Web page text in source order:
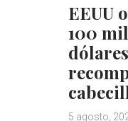
EEUU
100
5 agosto,